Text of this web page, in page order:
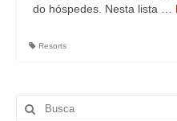
do hóspedes. Nesta lista …
Resorts